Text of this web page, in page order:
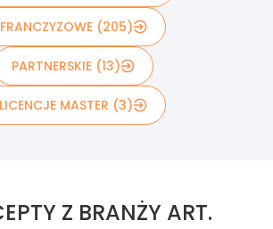
FRANCZYZOWE (205)
PARTNERSKIE (13)
LICENCJE MASTER (3)
Z BRANŻY ART.